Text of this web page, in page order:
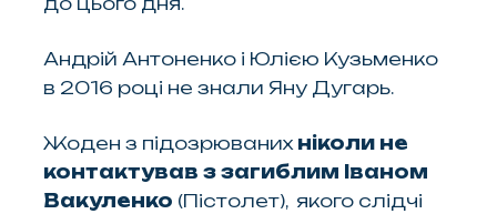
Андрій Антоненко і Юлією Кузьменко
в 2016 році не знали Яну Дугарь.
Жоден з підозрюваних ніколи не
контактував з загиблим Іваном
Вакуленко (Пістолет), якого слідчі